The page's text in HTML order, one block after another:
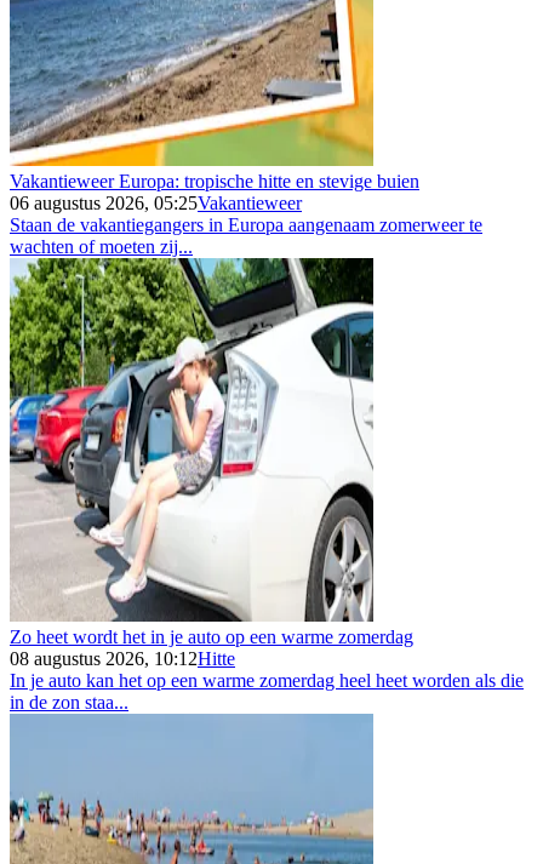
Vakantieweer Europa: tropische hitte en stevige buien
06 augustus 2026, 05:25Vakantieweer
Staan de vakantiegangers in Europa aangenaam zomerweer te
wachten of moeten zij...
Zo heet wordt het in je auto op een warme zomerdag
08 augustus 2026, 10:12Hitte
In je auto kan het op een warme zomerdag heel heet worden als die
in de zon staa...